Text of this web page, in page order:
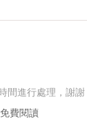
間進行處理，謝謝
費閱讀